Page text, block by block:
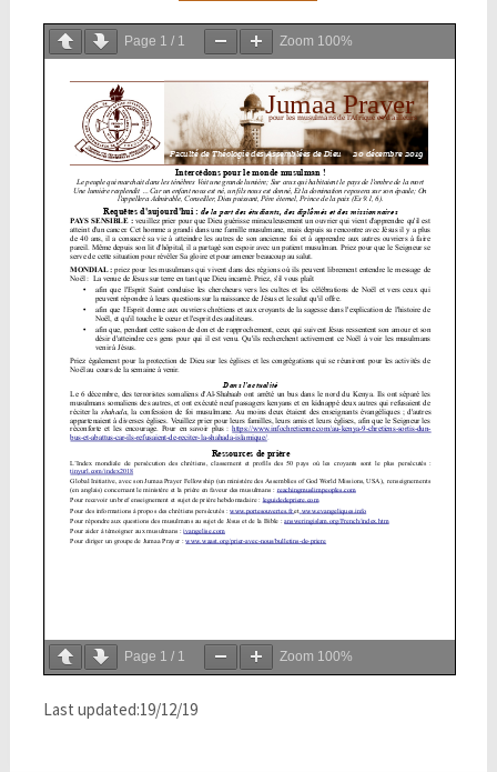
Page 1 / 1 Zoom 100%
Page 1 / 1 Zoom 100%
Last updated:19/12/19